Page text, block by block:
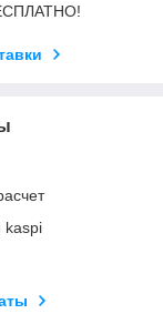
kaspi